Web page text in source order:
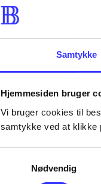
Samtykke
Hjemmesiden bruger
Vi bruger cookies til
samtykke ved at klikke
Nødvendig
...
...